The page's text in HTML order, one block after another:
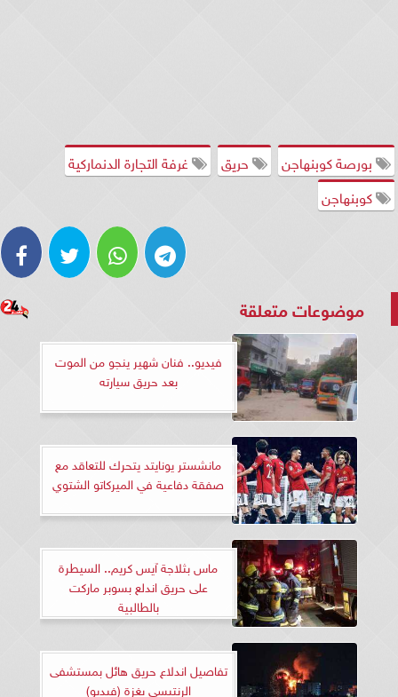
بورصة كوبنهاجن حريق
غرفة التجارة الدنماركية
كوبنهاجن
موضوعات متعلقة
فيديو.. فنان شهير ينجو من الموت
بعد حريق سيارته
مانشستر يونايتد يتحرك للتعاقد مع
صفقة دفاعية في الميركاتو الشتوي
ماس بثلاجة آيس كريم.. السيطرة
على حريق اندلع بسوبر ماركت
بالطالبية
تفاصيل اندلاع حريق هائل بمستشفى
الرنتيسى بغزة (فيديو)